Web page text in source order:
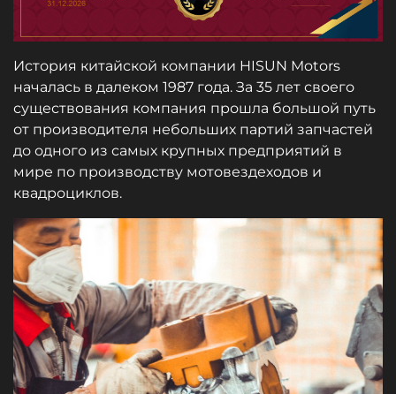
История китайской компании HISUN Motors
началась в далеком 1987 года. За 35 лет своего
существования компания прошла большой путь
от производителя небольших партий запчастей
до одного из самых крупных предприятий в
мире по производству мотовездеходов и
квадроциклов.